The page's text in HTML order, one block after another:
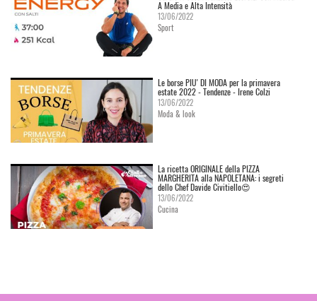
A Media e Alta Intensità
13/06/2022
Sport
Le borse PIU' DI MODA per la primavera
estate 2022 - Tendenze - Irene Colzi
13/06/2022
Moda & look
La ricetta ORIGINALE della PIZZA
MARGHERITA alla NAPOLETANA: i segreti
dello Chef Davide Civitiello😍
13/06/2022
Cucina